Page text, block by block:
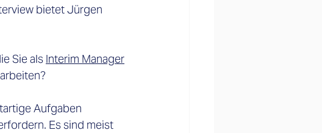
bietet Jürgen
Sie als Interim Manager
Aufgaben
Es sind meist